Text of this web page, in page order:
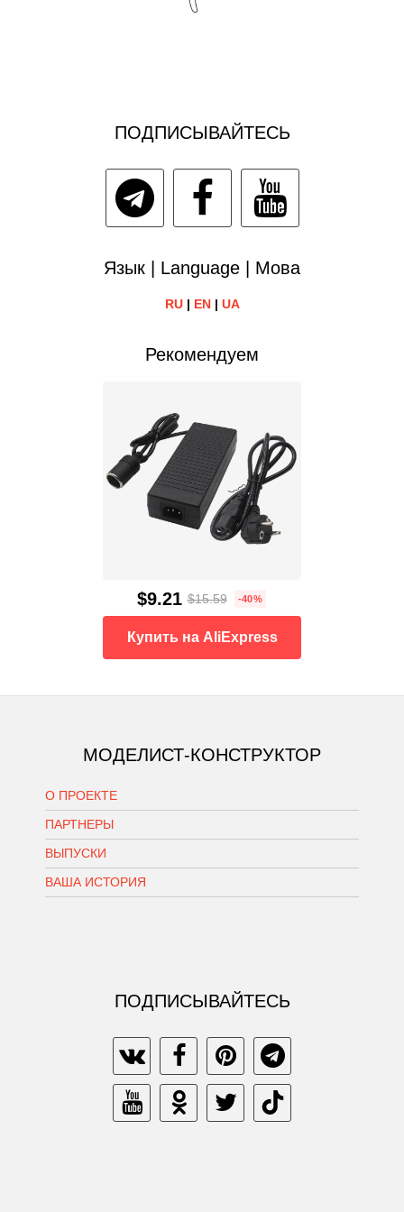
ПОДПИСЫВАЙТЕСЬ
Язык | Language | Мова
RU| EN| UA
Рекомендуем
$9.21 $15.59 -40%
Купить на AliExpress
МОДЕЛИСТ-КОНСТРУКТОР
О ПРОЕКТЕ
ПАРТНЕРЫ
ВЫПУСКИ
ВАША ИСТОРИЯ
ПОДПИСЫВАЙТЕСЬ